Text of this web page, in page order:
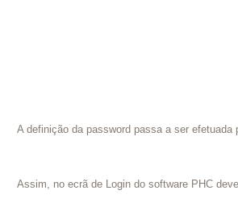
A definição da password passa a ser
Assim, no ecrã de Login do software PHC